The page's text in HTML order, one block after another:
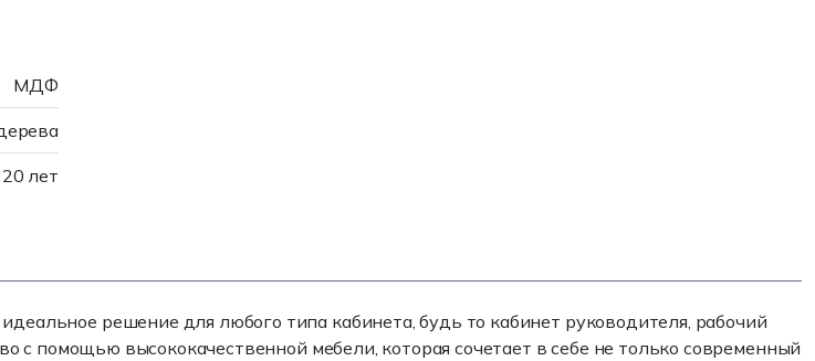
МДФ
лет
решение для любого типа кабинета, будь то кабинет руководителя, рабочий
с помощью высококачественной мебели, которая сочетает в себе не только современный